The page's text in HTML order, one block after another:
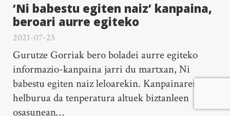
‘Ni babestu egiten naiz’ kanpaina,
beroari aurre egiteko
2021-07-25
Gurutze Gorriak bero boladei aurre egiteko
informazio-kanpaina jarri du martxan, Ni
babestu egiten naiz leloarekin. Kanpainaren
helburua da tenperatura altuek biztanleen
osasunean…